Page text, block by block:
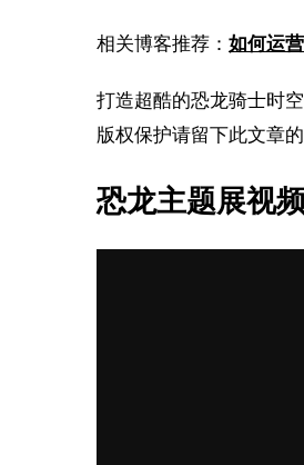
相关博客推荐： 如何运
打造超酷的恐龙骑士时空
版权保护请留下此文章
恐龙主题展视